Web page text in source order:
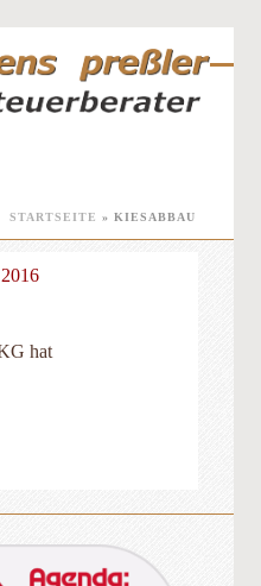
STARTSEITE » KIESABBAU
hat